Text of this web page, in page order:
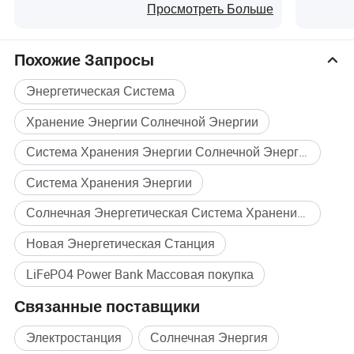
телефонов (242) для кондиционеров воздуха (2.3h
runtime).
• Долго производительности выполнения 30Вт
электровентилятора системы охлаждения двигателя для
66h, 100W телевизор для 20h, 150W холодильник для 13h и
многое другое.
Подробные фотографии
Просмотреть Больше
Похожие Запросы
Энергетическая Система
Хранение Энергии Солнечной Энергии
Система Хранения Энергии Солнечной Энергии
Система Хранения Энергии
Солнечная Энергетическая Система Хранения Для Дома
Новая Энергетическая Станция
LiFePO4 Power Bank Массовая покупка
Связанные поставщики
Электростанция Солнечная Энергия